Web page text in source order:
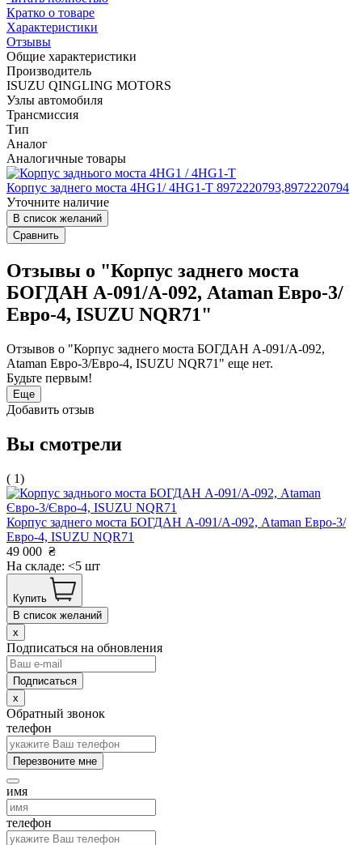
Кратко о товаре
Характеристики
Отзывы
Общие характеристики
Производитель
ISUZU QINGLING MOTORS
Узлы автомобиля
Трансмиссия
Тип
Аналог
Аналогичные товары
Корпус заднего моста 4HG1/ 4HG1-T 8972220793,8972220794
Уточните наличие
В список желаний
Сравнить
Отзывы о "Корпус заднего моста
БОГДАН А-091/А-092, Ataman Евро-3/
Евро-4, ISUZU NQR71"
Отзывов о "Корпус заднего моста БОГДАН А-091/А-092,
Ataman Евро-3/Евро-4, ISUZU NQR71" еще нет.
Будьте первым!
Еще
Добавить отзыв
Вы смотрели
( 1)
Корпус заднего моста БОГДАН А-091/А-092, Ataman Евро-3/
Евро-4, ISUZU NQR71
49 000 ₴
На складе: <5 шт
Купить
В список желаний
x
Подписаться на обновления
x
Обратный звонок
телефон
Перезвоните мне
имя
телефон